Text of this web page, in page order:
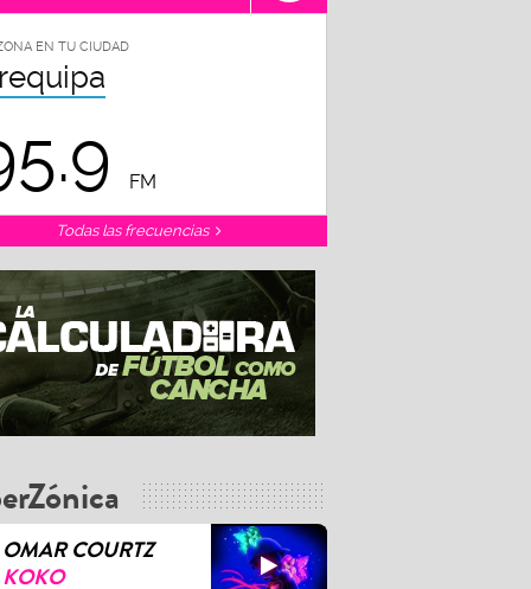
EN TU CIUDAD
FM
Todas las frecuencias
OMAR COURTZ
KOKO